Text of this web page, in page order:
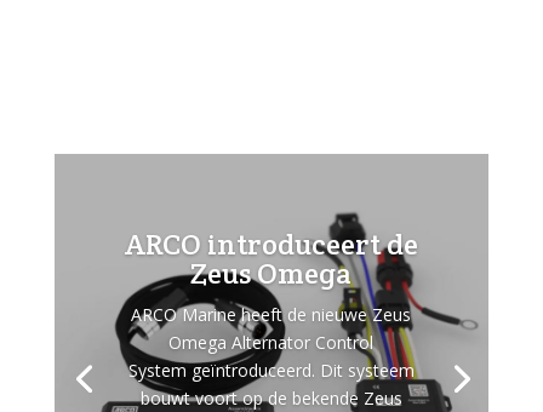
ARCO introduceert de
Zeus Omega
ARCO Marine heeft de nieuwe Zeus
Omega Alternator Control
System geïntroduceerd. Dit systeem
bouwt voort op de bekende Zeus